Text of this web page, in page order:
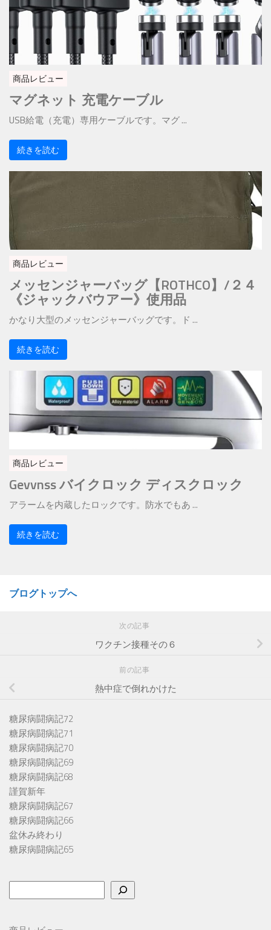
商品レビュー
マグネット 充電ケーブル
USB給電（充電）専用ケーブルです。マグ ...
続きを読む
商品レビュー
メッセンジャーバッグ【ROTHCO】/２４
《ジャックバウアー》使用品
かなり大型のメッセンジャーバッグです。ド ...
続きを読む
商品レビュー
Gevvnss バイクロック ディスクロック
アラームを内蔵したロックです。防水でもあ ...
続きを読む
ブログトップへ
次の記事
ワクチン接種その６
前の記事
熱中症で倒れかけた
糖尿病闘病記72
糖尿病闘病記71
糖尿病闘病記70
糖尿病闘病記69
糖尿病闘病記68
謹賀新年
糖尿病闘病記67
糖尿病闘病記66
盆休み終わり
糖尿病闘病記65
索